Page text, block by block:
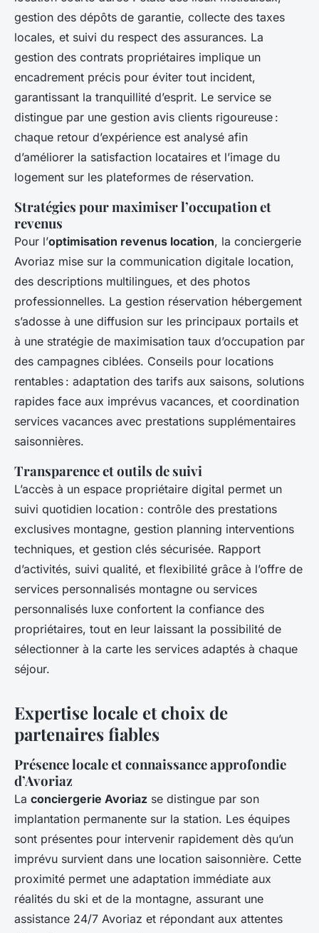
gestion des dépôts de garantie, collecte des taxes
locales, et suivi du respect des assurances. La
gestion des contrats propriétaires implique un
encadrement précis pour éviter tout incident,
garantissant la tranquillité d’esprit. Le service se
distingue par une gestion avis clients rigoureuse :
chaque retour d’expérience est analysé afin
d’améliorer la satisfaction locataires et l’image du
logement sur les plateformes de réservation.
Stratégies pour maximiser l’occupation et
revenus
Pour l’optimisation revenus location, la conciergerie
Avoriaz mise sur la communication digitale location,
des descriptions multilingues, et des photos
professionnelles. La gestion réservation hébergement
s’adosse à une diffusion sur les principaux portails et
à une stratégie de maximisation taux d’occupation par
des campagnes ciblées. Conseils pour locations
rentables : adaptation des tarifs aux saisons, solutions
rapides face aux imprévus vacances, et coordination
services vacances avec prestations supplémentaires
saisonnières.
Transparence et outils de suivi
L’accès à un espace propriétaire digital permet un
suivi quotidien location : contrôle des prestations
exclusives montagne, gestion planning interventions
techniques, et gestion clés sécurisée. Rapport
d’activités, suivi qualité, et flexibilité grâce à l’offre de
services personnalisés montagne ou services
personnalisés luxe confortent la confiance des
propriétaires, tout en leur laissant la possibilité de
sélectionner à la carte les services adaptés à chaque
séjour.
Expertise locale et choix de
partenaires fiables
Présence locale et connaissance approfondie
d’Avoriaz
La conciergerie Avoriaz se distingue par son
implantation permanente sur la station. Les équipes
sont présentes pour intervenir rapidement dès qu’un
imprévu survient dans une location saisonnière. Cette
proximité permet une adaptation immédiate aux
réalités du ski et de la montagne, assurant une
assistance 24/7 Avoriaz et répondant aux attentes